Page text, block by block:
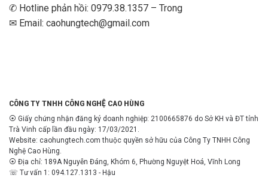
✆ Hotline phản hồi: 0979.38.1357 – Trong
✉ Email: caohungtech@gmail.com
CÔNG TY TNHH CÔNG NGHỆ CAO HÙNG
⦿ Giấy chứng nhận đăng ký doanh nghiệp: 2100665876 do Sở KH và ĐT tỉnh
Trà Vinh cấp lần đầu ngày: 17/03/2021.
Website: caohungtech.com thuộc quyền sở hữu của Công Ty TNHH Công
Nghệ Cao Hùng.
⦿ Địa chỉ: 189A Nguyễn Đáng, Khóm 6, Phường Nguyệt Hoá, Vĩnh Long
☏ Tư vấn 1: 094.127.1313 - Hậu